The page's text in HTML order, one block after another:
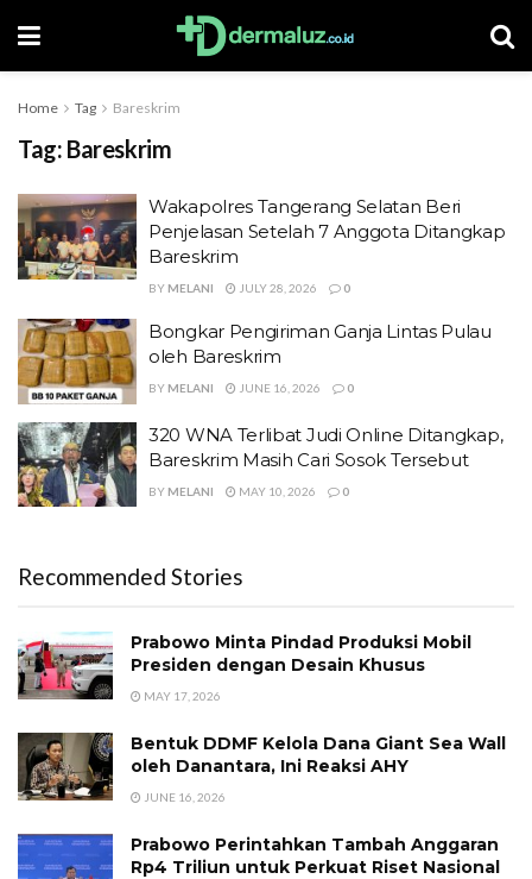
Home Tag Bareskrim
Tag: Bareskrim
Wakapolres Tangerang Selatan Beri
Penjelasan Setelah 7 Anggota Ditangkap
Bareskrim
BY MELANI JULY 28, 2026 0
Bongkar Pengiriman Ganja Lintas Pulau
oleh Bareskrim
BY MELANI JUNE 16, 2026 0
320 WNA Terlibat Judi Online Ditangkap,
Bareskrim Masih Cari Sosok Tersebut
BY MELANI MAY 10, 2026 0
Recommended Stories
Prabowo Minta Pindad Produksi Mobil
Presiden dengan Desain Khusus
MAY 17, 2026
Bentuk DDMF Kelola Dana Giant Sea Wall
oleh Danantara, Ini Reaksi AHY
JUNE 16, 2026
Prabowo Perintahkan Tambah Anggaran
Rp4 Triliun untuk Perkuat Riset Nasional